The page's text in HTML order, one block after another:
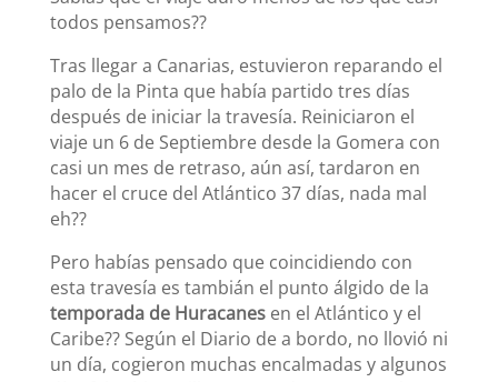
todos pensamos??
Tras llegar a Canarias, estuvieron reparando el
palo de la Pinta que había partido tres días
después de iniciar la travesía. Reiniciaron el
viaje un 6 de Septiembre desde la Gomera con
casi un mes de retraso, aún así, tardaron en
hacer el cruce del Atlántico 37 días, nada mal
eh??
Pero habías pensado que coincidiendo con
esta travesía es tambián el punto álgido de la
temporada de Huracanesen el Atlántico y el
Caribe?? Según el Diario de a bordo, no llovió ni
un día, cogieron muchas encalmadas y algunos